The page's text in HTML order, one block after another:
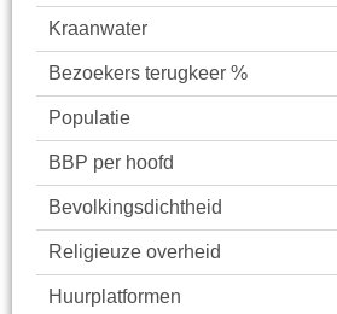
Kraanwater
Bezoekers terugkeer %
Populatie
BBP per hoofd
Bevolkingsdichtheid
Religieuze overheid
Huurplatformen